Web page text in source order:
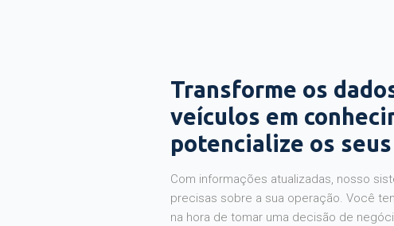
Transforme os
veículos em
potencialize os
Com informações atualizadas, nosso
precisas sobre a sua operação. Você
na hora de tomar uma decisão de